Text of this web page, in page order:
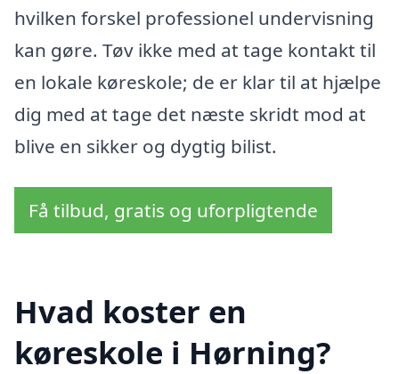
hvilken forskel professionel undervisning
kan gøre. Tøv ikke med at tage kontakt til
en lokale køreskole; de er klar til at hjælpe
dig med at tage det næste skridt mod at
blive en sikker og dygtig bilist.
Få tilbud, gratis og uforpligtende
Hvad koster en
køreskole i Hørning?